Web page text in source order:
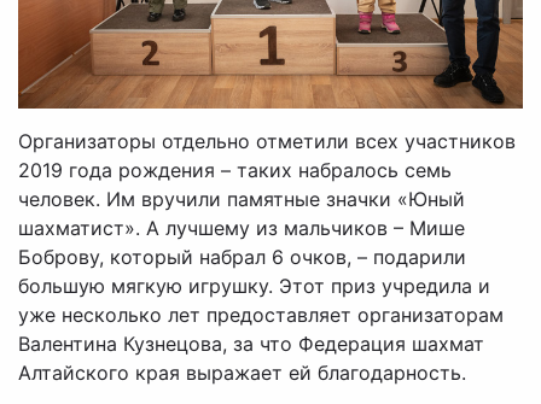
Организаторы отдельно отметили всех участников
2019 года рождения – таких набралось семь
человек. Им вручили памятные значки «Юный
шахматист». А лучшему из мальчиков – Мише
Боброву, который набрал 6 очков, – подарили
большую мягкую игрушку. Этот приз учредила и
уже несколько лет предоставляет организаторам
Валентина Кузнецова, за что Федерация шахмат
Алтайского края выражает ей благодарность.